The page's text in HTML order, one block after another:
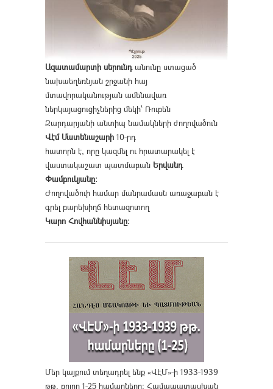
Ազատամարտի սերունդանունը ստացած
նախաեղեռնյան շրջանի հայ
մտավորականության ամենավառ
ներկայացուցիչներից մեկի՝ Ռուբեն
Զարդարյանի անտիպ նամակների ժողովածուն
Վէմ Մատենաշարի 10-րդ
հատորն է, որը կազմել ու հրատարակել է
վաստակաշատ պատմաբան Երվանդ
Փամբուկյանը։
Ժողովածուի համար մանրամասն առաջաբան է
գրել բարեխիղճ հետազոտող
Կարո Հովհաննիսյանը։
Մեր կայքում տեղադրել ենք «ՎԷՄ»-ի 1933-1939
թթ. բոլոր 1-25 համարները։ Համապատասխան